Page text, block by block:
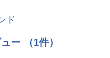
ド
ー （1件）